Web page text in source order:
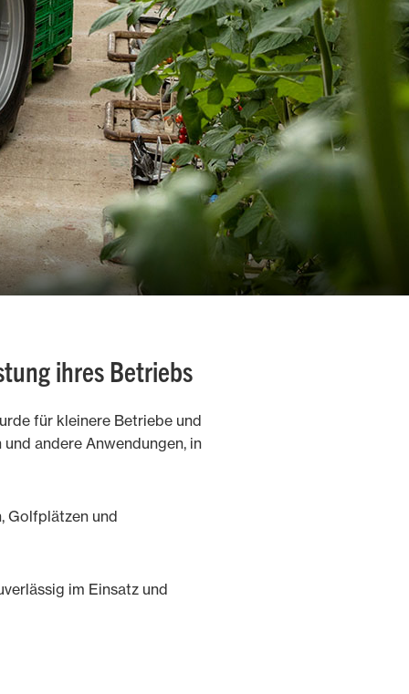
ihres Betriebs
für kleinere Betriebe und
andere Anwendungen, in
Golfplätzen und
im Einsatz und